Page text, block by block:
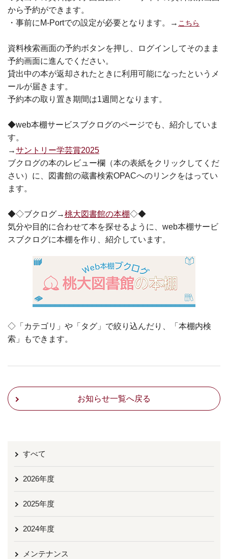
から予約ができます。
・事前にM-Portでの設定が必要となります。→ こちら
資料検索画面の予約ボタンを押し、ログインしてそのまま
予約画面に進んでください。
貸出中の本が返却されたときに利用可能になったというメ
ールが届きます。
予約本の取り置き期間は1週間となります。
◆web本棚サービスブクログのページでも、紹介していま
す。
→サントリー学芸賞2025
ブクログの本のレビュー欄（本の表紙をクリックしてくだ
さい）に、図書館の蔵書検索OPACへのリンクをはってい
ます。
◆◇ブクログ→桃大図書館の本棚◇◆
気分や目的に合わせて本を探せるように、web本棚サービ
スブクログに本棚を作り、紹介しています。
◇「カテゴリ」や「タグ」で絞り込んだり、「本棚内検
索」もできます。
お知らせ一覧へ戻る
すべて
2026年度
2025年度
2024年度
メンテナンス